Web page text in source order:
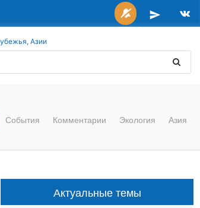
Азии
События Комментарии Экология Азия
Актуальные темы